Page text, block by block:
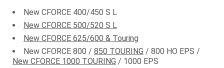
New CFORCE 400/450 S L
New CFORCE 500/520 S L
New CFORCE 625/600 & Touring
New CFORCE 800 / 850 TOURING / 800 HO EPS /
New CFORCE 1000 TOURING / 1000 EPS